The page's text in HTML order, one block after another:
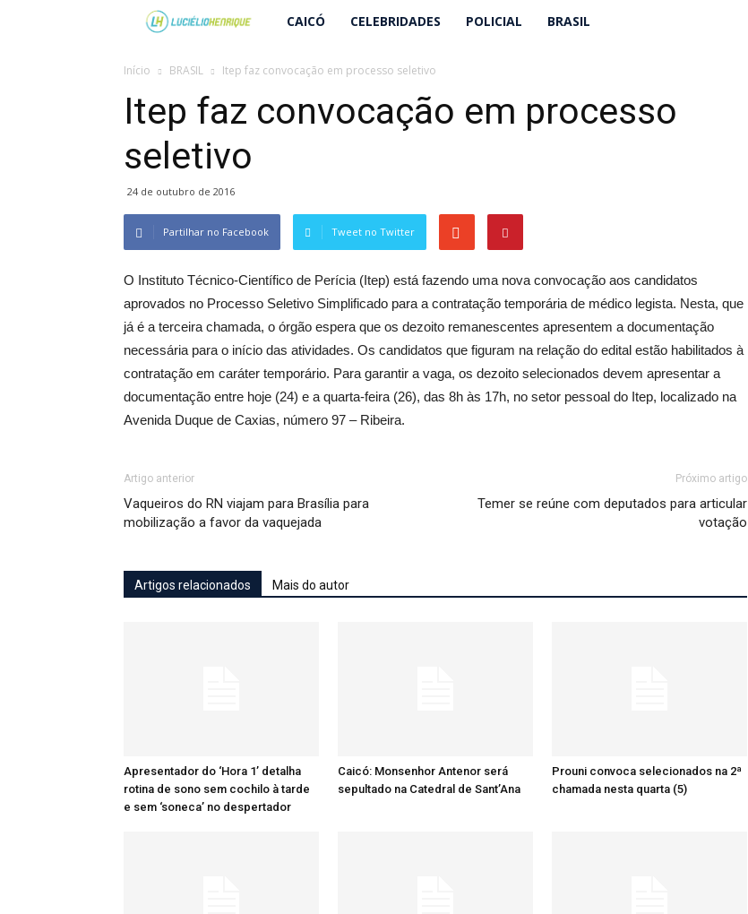
Lucielio
Henrique
CAICÓ CELEBRIDADES POLICIAL BRASIL
Início BRASIL Itep faz convocação em processo seletivo
Itep faz convocação em processo
seletivo
24 de outubro de 2016
Partilhar no Facebook Tweet no Twitter
O Instituto Técnico-Científico de Perícia (Itep) está fazendo uma nova convocação aos candidatos
aprovados no Processo Seletivo Simplificado para a contratação temporária de médico legista. Nesta, que
já é a terceira chamada, o órgão espera que os dezoito remanescentes apresentem a documentação
necessária para o início das atividades. Os candidatos que figuram na relação do edital estão habilitados à
contratação em caráter temporário. Para garantir a vaga, os dezoito selecionados devem apresentar a
documentação entre hoje (24) e a quarta-feira (26), das 8h às 17h, no setor pessoal do Itep, localizado na
Avenida Duque de Caxias, número 97 – Ribeira.
Artigo anterior
Vaqueiros do RN viajam para Brasília para
mobilização a favor da vaquejada
Próximo artigo
Temer se reúne com deputados para articular
votação
Artigos relacionados Mais do autor
Apresentador do ‘Hora 1’ detalha
rotina de sono sem cochilo à tarde
e sem ‘soneca’ no despertador
Caicó: Monsenhor Antenor será
sepultado na Catedral de Sant’Ana
Prouni convoca selecionados na 2ª
chamada nesta quarta (5)